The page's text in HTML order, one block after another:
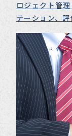
ロジェクト管
テーション、